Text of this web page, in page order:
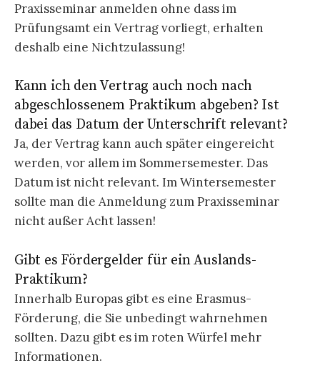
Praxisseminar anmelden ohne dass im
Prüfungsamt ein Vertrag vorliegt, erhalten
deshalb eine Nichtzulassung!
Kann ich den Vertrag auch noch nach
abgeschlossenem Praktikum abgeben? Ist
dabei das Datum der Unterschrift relevant?
Ja, der Vertrag kann auch später eingereicht
werden, vor allem im Sommersemester. Das
Datum ist nicht relevant. Im Wintersemester
sollte man die Anmeldung zum Praxisseminar
nicht außer Acht lassen!
Gibt es Fördergelder für ein Auslands-
Praktikum?
Innerhalb Europas gibt es eine Erasmus-
Förderung, die Sie unbedingt wahrnehmen
sollten. Dazu gibt es im roten Würfel mehr
Informationen.